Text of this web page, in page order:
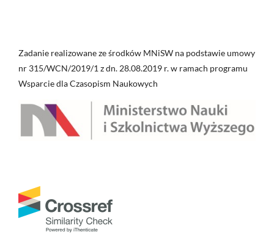
Zadanie realizowane ze środków MNiSW na podstawie umowy
nr 315/WCN/2019/1 z dn. 28.08.2019 r. w ramach programu
Wsparcie dla Czasopism Naukowych